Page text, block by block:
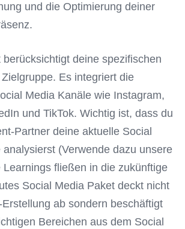
und die Optimierung deiner
berücksichtigt deine spezifischen
Es integriert die
Media Kanäle wie Instagram,
und TikTok. Wichtig ist, dass du
Partner deine aktuelle Social
analysierst (Verwende dazu unsere
Learnings fließen in die zukünftige
Social Media Paket deckt nicht
ab sondern beschäftigt
Bereichen aus dem Social